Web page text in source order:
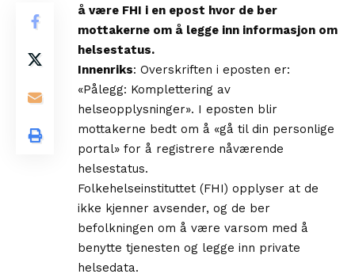
å være FHI i en epost hvor de ber
mottakerne om å legge inn informasjon om
helsestatus.
Innenriks: Overskriften i eposten er:
«Pålegg: Komplettering av
helseopplysninger». I eposten blir
mottakerne bedt om å «gå til din personlige
portal» for å registrere nåværende
helsestatus.
Folkehelseinstituttet (FHI) opplyser at de
ikke kjenner avsender, og de ber
befolkningen om å være varsom med å
benytte tjenesten og legge inn private
helsedata.